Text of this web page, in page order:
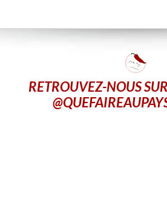
RETROUVEZ-NOUS